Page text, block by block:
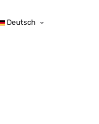
Deutsch